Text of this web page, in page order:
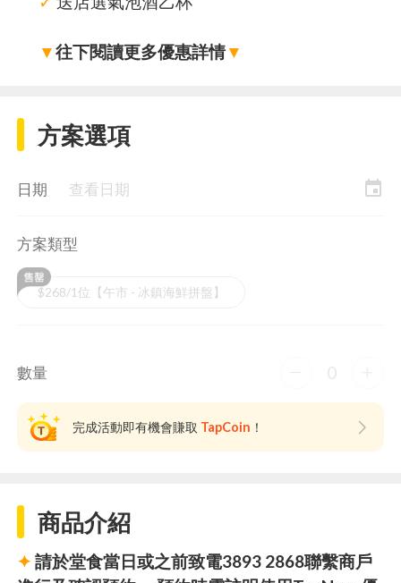
▼往下閱讀更多優惠詳情▼
方案選項
日期 查看日期 event
方案類型
$268/1位【午市 - 冰鎮海鮮拼盤】
數量 0
完成活動即有機會賺取 TapCoin ！
商品介紹
✦ 請於堂食當日或之前致電3893 2868聯繫商戶